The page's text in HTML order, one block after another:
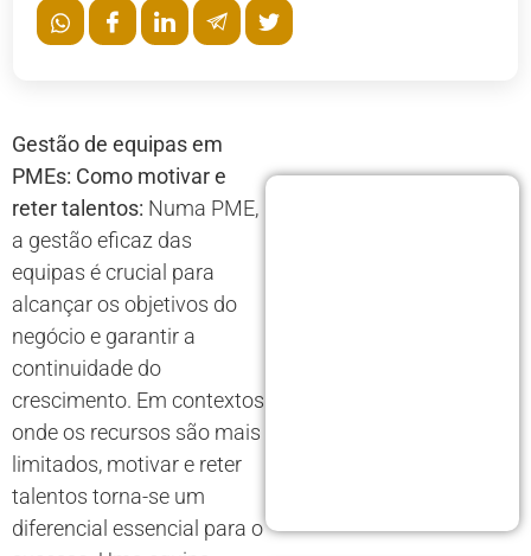
Gestão de equipas em
PMEs: Como motivar e
reter talentos: Numa PME,
a gestão eficaz das
equipas é crucial para
alcançar os objetivos do
negócio e garantir a
continuidade do
crescimento. Em contextos
onde os recursos são mais
limitados, motivar e reter
talentos torna-se um
diferencial essencial para o